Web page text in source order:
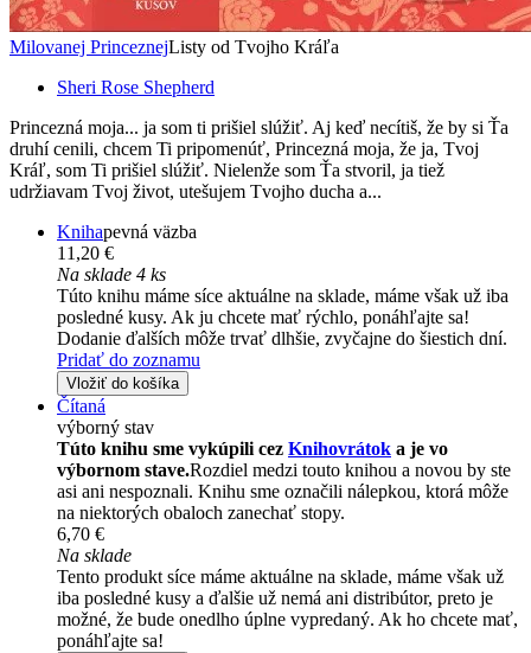
Milovanej PrinceznejListy od Tvojho Kráľa
Sheri Rose Shepherd
Princezná moja... ja som ti prišiel slúžiť. Aj keď necítiš, že by si Ťa
druhí cenili, chcem Ti pripomenúť, Princezná moja, že ja, Tvoj
Kráľ, som Ti prišiel slúžiť. Nielenže som Ťa stvoril, ja tiež
udržiavam Tvoj život, utešujem Tvojho ducha a...
Knihapevná väzba
11,20 €
Na sklade 4 ks
Túto knihu máme síce aktuálne na sklade, máme však už iba
posledné kusy. Ak ju chcete mať rýchlo, ponáhľajte sa!
Dodanie ďalších môže trvať dlhšie, zvyčajne do šiestich dní.
Pridať do zoznamu
Vložiť do košíka
Čítaná
výborný stav
Túto knihu sme vykúpili cez Knihovrátok a je vo
výbornom stave.Rozdiel medzi touto knihou a novou by ste
asi ani nespoznali. Knihu sme označili nálepkou, ktorá môže
na niektorých obaloch zanechať stopy.
6,70 €
Na sklade
Tento produkt síce máme aktuálne na sklade, máme však už
iba posledné kusy a ďalšie už nemá ani distribútor, preto je
možné, že bude onedlho úplne vypredaný. Ak ho chcete mať,
ponáhľajte sa!